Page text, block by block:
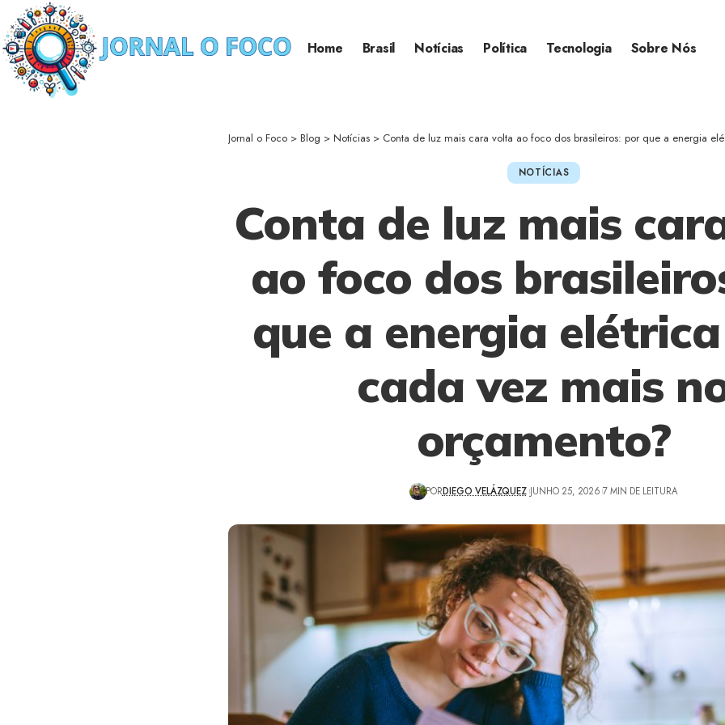
Home Brasil Notícias Política Tecnologia Sobre Nós
Jornal o Foco > Blog > Notícias > Conta de luz mais cara volta ao foco dos brasileiros: por que a energia elétrica
NOTÍCIAS
Conta de luz mais
ao foco dos
que a energia
cada vez mais
orçamento?
PORDIEGO VELÁZQUEZ JUNHO 25, 2026 7 MIN DE LEITURA